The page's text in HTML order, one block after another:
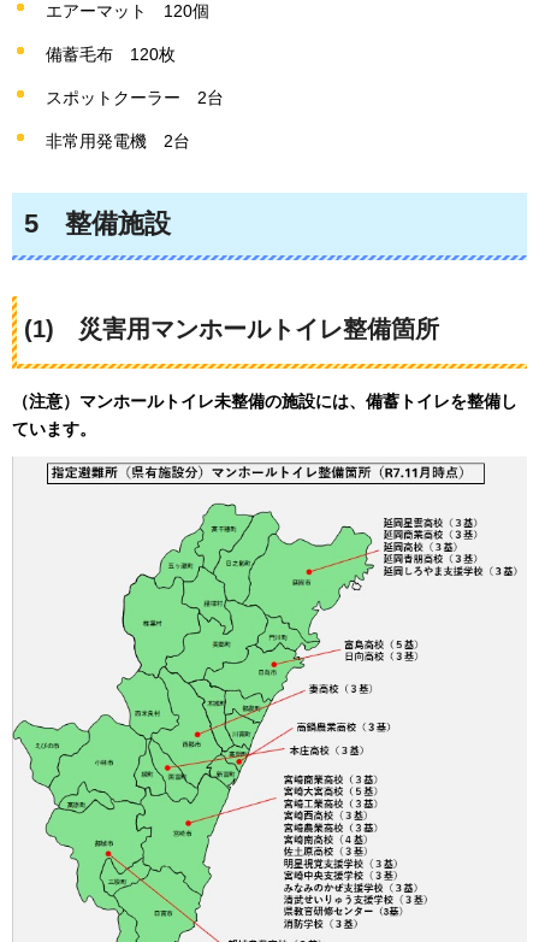
エアーマット 120個
備蓄毛布 120枚
スポットクーラー 2台
非常用発電機 2台
5 整備施設
(1) 災害用マンホールトイレ整備箇所
（注意）マンホールトイレ未整備の施設には、備蓄トイレを整備し
ています。